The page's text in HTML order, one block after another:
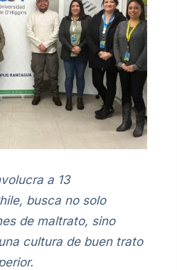
a 13
busca no solo
de maltrato, sino
cultura de buen trato